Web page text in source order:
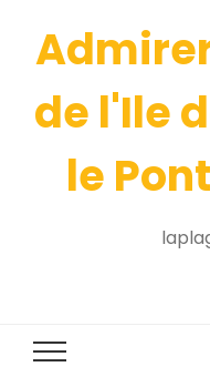
de l'Ile
le